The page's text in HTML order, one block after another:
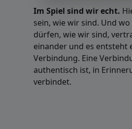
Im Spiel sind wir echt.
sein, wie wir sind. Und
dürfen, wie wir sind,
einander und es entsteht
Verbindung. Eine
authentisch ist, in
verbindet.